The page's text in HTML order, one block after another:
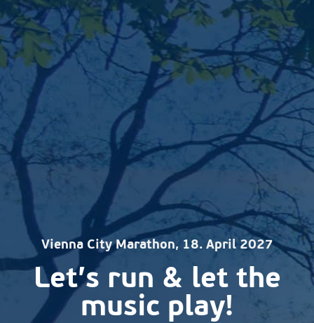
Vienna City Marathon, 18. April 2027
Let’s run & let the
music play!